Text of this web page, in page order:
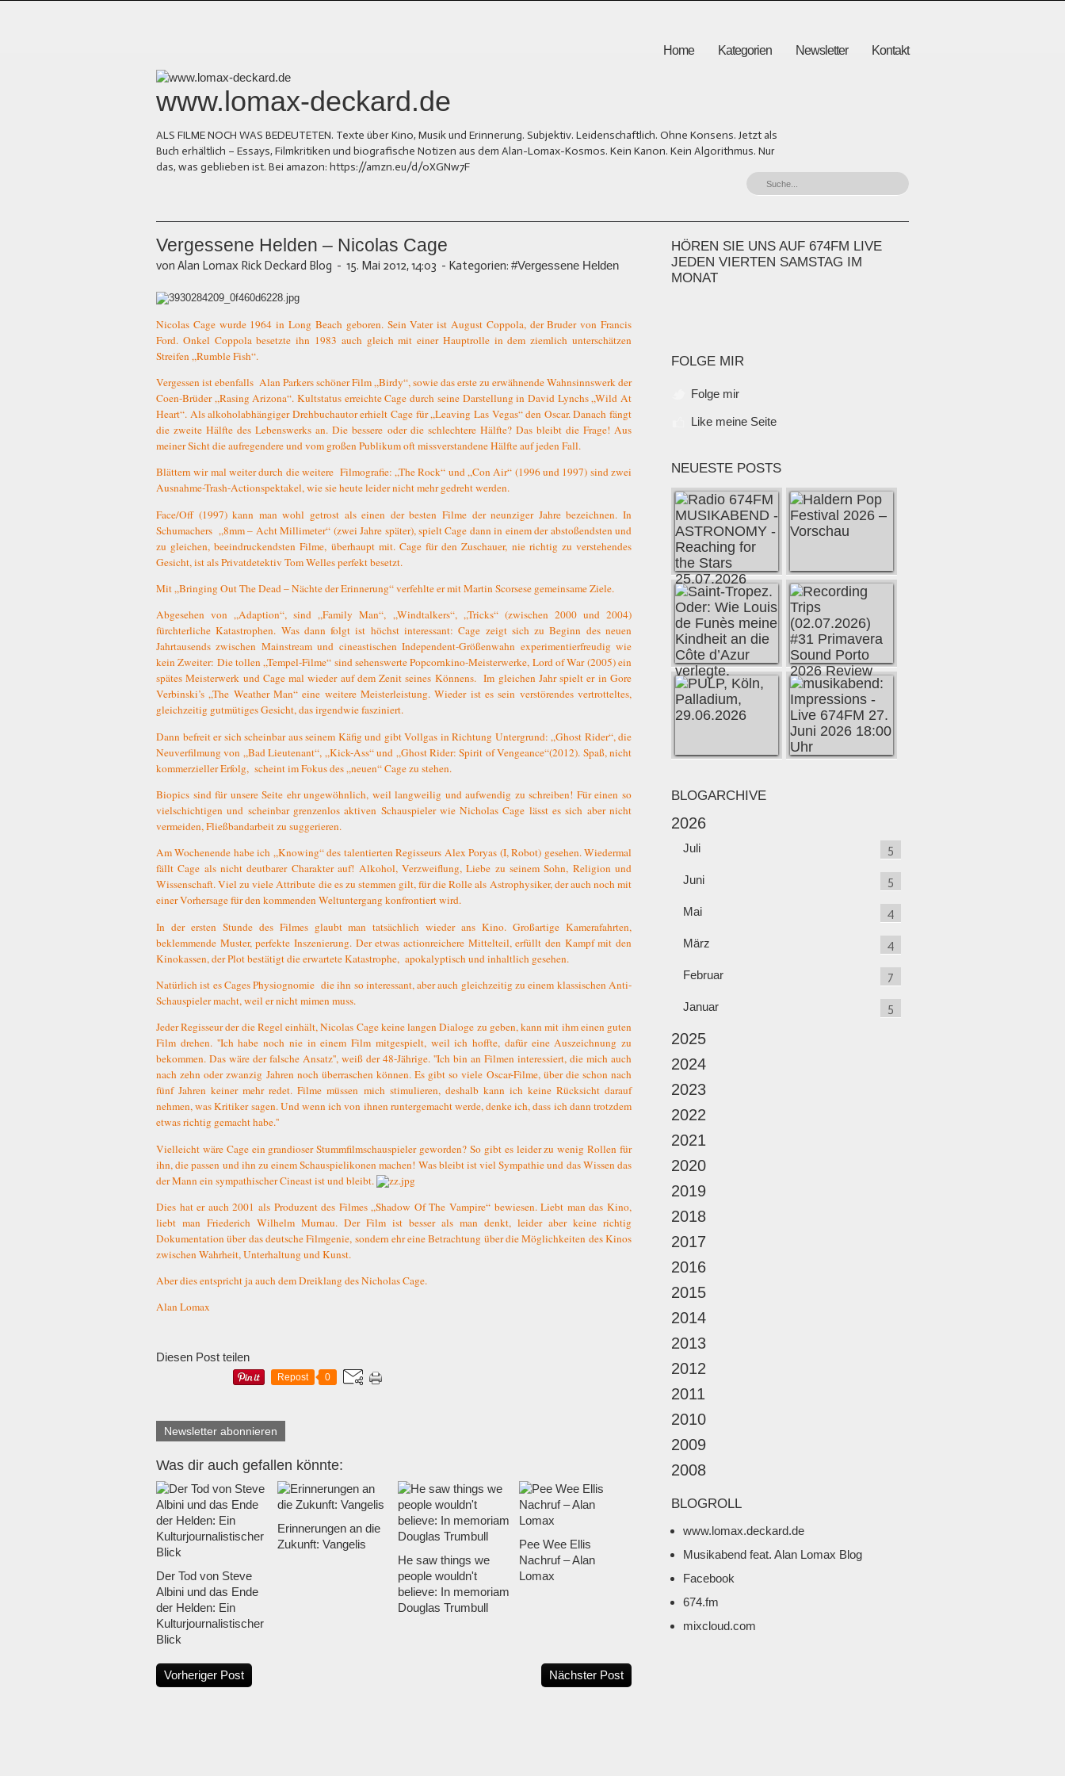
Home Kategorien Newsletter Kontakt
www.lomax-deckard.de
ALS FILME NOCH WAS BEDEUTETEN. Texte über Kino, Musik und Erinnerung. Subjektiv. Leidenschaftlich. Ohne Konsens. Jetzt als
Buch erhältlich – Essays, Filmkritiken und biografische Notizen aus dem Alan-Lomax-Kosmos. Kein Kanon. Kein Algorithmus. Nur
das, was geblieben ist. Bei amazon: https://amzn.eu/d/0XGNw7F
Vergessene Helden – Nicolas Cage
von Alan Lomax Rick Deckard Blog - 15. Mai 2012, 14:03 - Kategorien: #Vergessene Helden
Nicolas Cage wurde 1964 in Long Beach geboren. Sein Vater ist August Coppola, der Bruder von Francis
Ford. Onkel Coppola besetzte ihn 1983 auch gleich mit einer Hauptrolle in dem ziemlich unterschätzen
Streifen „Rumble Fish“.
Vergessen ist ebenfalls Alan Parkers schöner Film „Birdy“, sowie das erste zu erwähnende Wahnsinnswerk der
Coen-Brüder „Rasing Arizona“. Kultstatus erreichte Cage durch seine Darstellung in David Lynchs „Wild At
Heart“. Als alkoholabhängiger Drehbuchautor erhielt Cage für „Leaving Las Vegas“ den Oscar. Danach fängt
die zweite Hälfte des Lebenswerks an. Die bessere oder die schlechtere Hälfte? Das bleibt die Frage! Aus
meiner Sicht die aufregendere und vom großen Publikum oft missverstandene Hälfte auf jeden Fall.
Blättern wir mal weiter durch die weitere Filmografie: „The Rock“ und „Con Air“ (1996 und 1997) sind zwei
Ausnahme-Trash-Actionspektakel, wie sie heute leider nicht mehr gedreht werden.
Face/Off (1997) kann man wohl getrost als einen der besten Filme der neunziger Jahre bezeichnen. In
Schumachers „8mm – Acht Millimeter“ (zwei Jahre später), spielt Cage dann in einem der abstoßendsten und
zu gleichen, beeindruckendsten Filme, überhaupt mit. Cage für den Zuschauer, nie richtig zu verstehendes
Gesicht, ist als Privatdetektiv Tom Welles perfekt besetzt.
Mit „Bringing Out The Dead – Nächte der Erinnerung“ verfehlte er mit Martin Scorsese gemeinsame Ziele.
Abgesehen von „Adaption“, sind „Family Man“, „Windtalkers“, „Tricks“ (zwischen 2000 und 2004)
fürchterliche Katastrophen. Was dann folgt ist höchst interessant: Cage zeigt sich zu Beginn des neuen
Jahrtausends zwischen Mainstream und cineastischen Independent-Größenwahn experimentierfreudig wie
kein Zweiter: Die tollen „Tempel-Filme“ sind sehenswerte Popcornkino-Meisterwerke, Lord of War (2005) ein
spätes Meisterwerk und Cage mal wieder auf dem Zenit seines Könnens. Im gleichen Jahr spielt er in Gore
Verbinski’s „The Weather Man“ eine weitere Meisterleistung. Wieder ist es sein verstörendes vertrotteltes,
gleichzeitig gutmütiges Gesicht, das irgendwie fasziniert.
Dann befreit er sich scheinbar aus seinem Käfig und gibt Vollgas in Richtung Untergrund: „Ghost Rider“, die
Neuverfilmung von „Bad Lieutenant“, „Kick-Ass“ und „Ghost Rider: Spirit of Vengeance“(2012). Spaß, nicht
kommerzieller Erfolg, scheint im Fokus des „neuen“ Cage zu stehen.
Biopics sind für unsere Seite ehr ungewöhnlich, weil langweilig und aufwendig zu schreiben! Für einen so
vielschichtigen und scheinbar grenzenlos aktiven Schauspieler wie Nicholas Cage lässt es sich aber nicht
vermeiden, Fließbandarbeit zu suggerieren.
Am Wochenende habe ich „Knowing“ des talentierten Regisseurs Alex Poryas (I, Robot) gesehen. Wiedermal
fällt Cage als nicht deutbarer Charakter auf! Alkohol, Verzweiflung, Liebe zu seinem Sohn, Religion und
Wissenschaft. Viel zu viele Attribute die es zu stemmen gilt, für die Rolle als Astrophysiker, der auch noch mit
einer Vorhersage für den kommenden Weltuntergang konfrontiert wird.
In der ersten Stunde des Filmes glaubt man tatsächlich wieder ans Kino. Großartige Kamerafahrten,
beklemmende Muster, perfekte Inszenierung. Der etwas actionreichere Mittelteil, erfüllt den Kampf mit den
Kinokassen, der Plot bestätigt die erwartete Katastrophe, apokalyptisch und inhaltlich gesehen.
Natürlich ist es Cages Physiognomie die ihn so interessant, aber auch gleichzeitig zu einem klassischen Anti-
Schauspieler macht, weil er nicht mimen muss.
Jeder Regisseur der die Regel einhält, Nicolas Cage keine langen Dialoge zu geben, kann mit ihm einen guten
Film drehen. ''Ich habe noch nie in einem Film mitgespielt, weil ich hoffte, dafür eine Auszeichnung zu
bekommen. Das wäre der falsche Ansatz'', weiß der 48-Jährige. ''Ich bin an Filmen interessiert, die mich auch
nach zehn oder zwanzig Jahren noch überraschen können. Es gibt so viele Oscar-Filme, über die schon nach
fünf Jahren keiner mehr redet. Filme müssen mich stimulieren, deshalb kann ich keine Rücksicht darauf
nehmen, was Kritiker sagen. Und wenn ich von ihnen runtergemacht werde, denke ich, dass ich dann trotzdem
etwas richtig gemacht habe.''
Vielleicht wäre Cage ein grandioser Stummfilmschauspieler geworden? So gibt es leider zu wenig Rollen für
ihn, die passen und ihn zu einem Schauspielikonen machen! Was bleibt ist viel Sympathie und das Wissen das
der Mann ein sympathischer Cineast ist und bleibt.
Dies hat er auch 2001 als Produzent des Filmes „Shadow Of The Vampire“ bewiesen. Liebt man das Kino,
liebt man Friederich Wilhelm Murnau. Der Film ist besser als man denkt, leider aber keine richtig
Dokumentation über das deutsche Filmgenie, sondern ehr eine Betrachtung über die Möglichkeiten des Kinos
zwischen Wahrheit, Unterhaltung und Kunst.
Aber dies entspricht ja auch dem Dreiklang des Nicholas Cage.
Alan Lomax
Diesen Post teilen
Repost 0
Newsletter abonnieren
Was dir auch gefallen könnte:
Der Tod von Steve
Albini und das Ende
der Helden: Ein
Kulturjournalistischer
Blick
Erinnerungen an die
Zukunft: Vangelis
He saw things we
people wouldn't
believe: In memoriam
Douglas Trumbull
Pee Wee Ellis
Nachruf – Alan
Lomax
Vorheriger Post Nächster Post
HÖREN SIE UNS AUF 674FM LIVE
JEDEN VIERTEN SAMSTAG IM
MONAT
FOLGE MIR
Folge mir
Like meine Seite
NEUESTE POSTS
BLOGARCHIVE
2026
Juli 5
Juni 5
Mai 4
März 4
Februar 7
Januar 5
2025
2024
2023
2022
2021
2020
2019
2018
2017
2016
2015
2014
2013
2012
2011
2010
2009
2008
BLOGROLL
www.lomax.deckard.de
Musikabend feat. Alan Lomax Blog
Facebook
674.fm
mixcloud.com